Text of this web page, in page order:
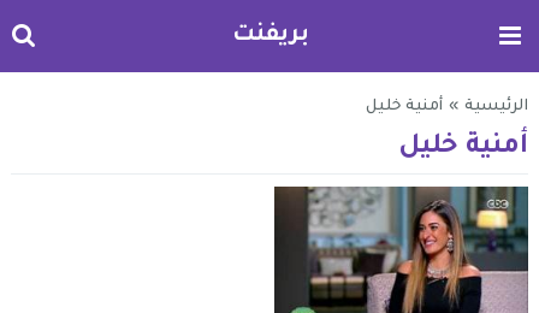
بريفنت
الرئيسية » أمنية خليل
أمنية خليل